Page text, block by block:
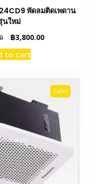
พัดลมติดเพดาน
นใหม่
Original
price
was:
฿3,800.00Current
to cart
Sale!